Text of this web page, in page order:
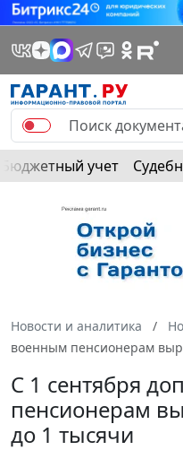
Бюджетный учет
Новости и аналитика
военным пенсионерам
С 1 сентября
пенсионерам
до 1 тысячи